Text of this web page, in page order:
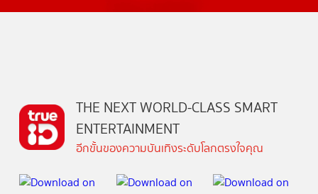
THE NEXT WORLD-CLASS SMART
ENTERTAINMENT
อีกขั้นของความบันเทิงระดับโลกตรงใจคุณ